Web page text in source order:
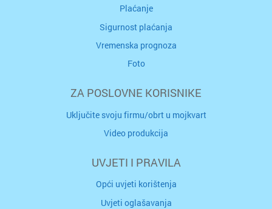
Plaćanje
Sigurnost plaćanja
Vremenska prognoza
Foto
ZA POSLOVNE KORISNIKE
Uključite svoju firmu/obrt u mojkvart
Video produkcija
UVJETI I PRAVILA
Opći uvjeti korištenja
Uvjeti oglašavanja